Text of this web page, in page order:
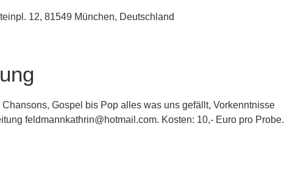
12, 81549 München, Deutschland
Gospel bis Pop alles was uns gefällt, Vorkenntnisse
feldmannkathrin@hotmail.com. Kosten: 10,- Euro pro Probe.